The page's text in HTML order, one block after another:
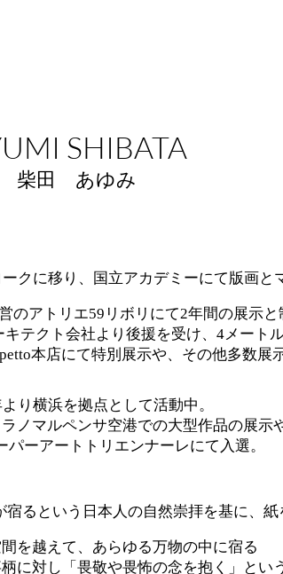
SHIBATA
​柴田 あゆみ
クに移り、国立アカデミーにて版画と
のアトリエ59リボリにて2年間の展示
テクト会社より後援を受け、4メート
本店にて特別展示や、その他多数展
り横浜を拠点として活動中。
ノマルペンサ空港での大型作品の展示
パーアートトリエンナーレにて 入選。
るという日本人の自然崇拝を基に、
を越えて、あらゆる万物の中に宿る
に対し「畏敬や畏怖の念を抱く」とい